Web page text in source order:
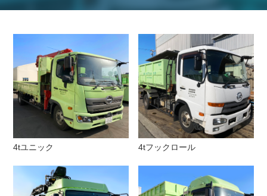
4tユニック 4tフックロール